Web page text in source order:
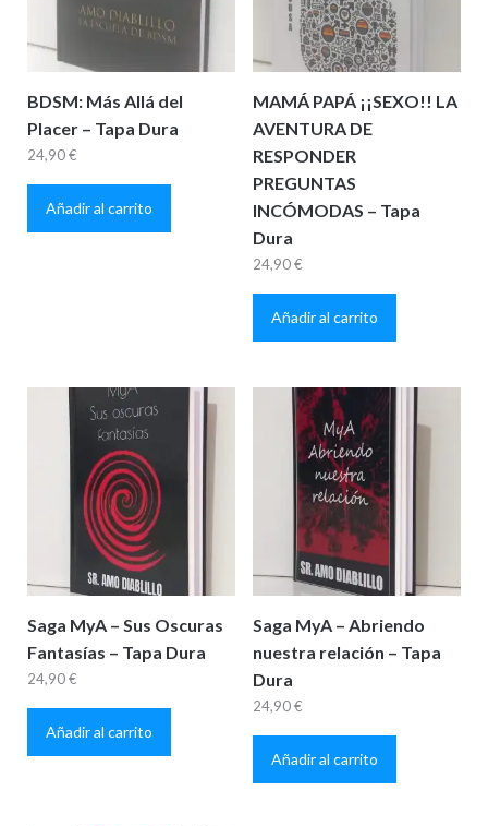
BDSM: Más Allá del
Placer – Tapa Dura
24,90€
Añadir al carrito
MAMÁ PAPÁ ¡¡SEXO!! LA
AVENTURA DE
RESPONDER
PREGUNTAS
INCÓMODAS – Tapa
Dura
24,90€
Añadir al carrito
Saga MyA – Sus Oscuras
Fantasías – Tapa Dura
24,90€
Añadir al carrito
Saga MyA – Abriendo
nuestra relación – Tapa
Dura
24,90€
Añadir al carrito